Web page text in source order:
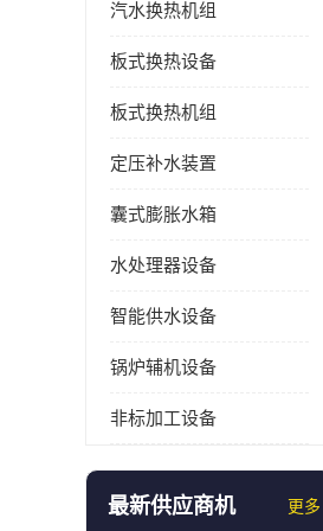
汽水换热机组
板式换热设备
板式换热机组
定压补水装置
囊式膨胀水箱
水处理器设备
智能供水设备
锅炉辅机设备
非标加工设备
最新供应商机 更多